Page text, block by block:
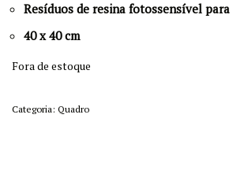
Resíduos de resina fotossensível para
40 x 40 cm
Fora de estoque
Categoria: Quadro